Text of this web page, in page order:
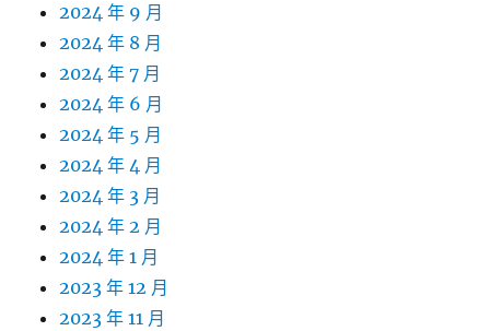
2024 年 9 月
2024 年 8 月
2024 年 7 月
2024 年 6 月
2024 年 5 月
2024 年 4 月
2024 年 3 月
2024 年 2 月
2024 年 1 月
2023 年 12 月
2023 年 11 月